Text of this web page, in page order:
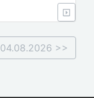
04.08.2026 >>